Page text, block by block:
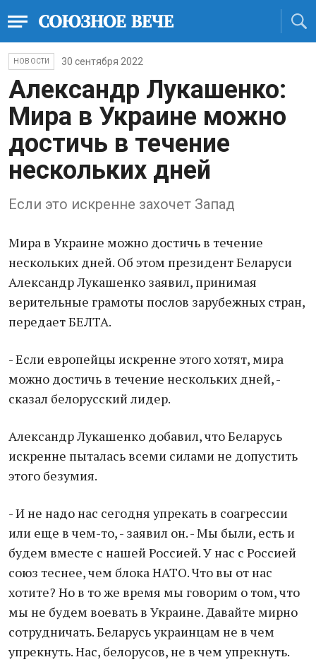
НОВОСТИ 30 сентября 2022
Александр Лукашенко:
Мира в Украине можно
достичь в течение
нескольких дней
Если это искренне захочет Запад
Мира в Украине можно достичь в течение
нескольких дней. Об этом президент Беларуси
Александр Лукашенко заявил, принимая
верительные грамоты послов зарубежных стран,
передает БЕЛТА.
- Если европейцы искренне этого хотят, мира
можно достичь в течение нескольких дней, -
сказал белорусский лидер.
Александр Лукашенко добавил, что Беларусь
искренне пыталась всеми силами не допустить
этого безумия.
- И не надо нас сегодня упрекать в соагрессии
или еще в чем-то, - заявил он. - Мы были, есть и
будем вместе с нашей Россией. У нас с Россией
союз теснее, чем блока НАТО. Что вы от нас
хотите? Но в то же время мы говорим о том, что
мы не будем воевать в Украине. Давайте мирно
сотрудничать. Беларусь украинцам не в чем
упрекнуть. Нас, белорусов, не в чем упрекнуть.